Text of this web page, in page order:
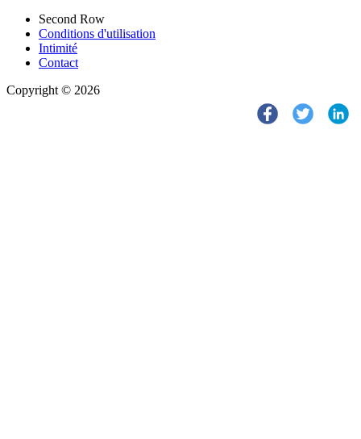
Second Row
Conditions d'utilisation
Intimité
Contact
Copyright © 2026